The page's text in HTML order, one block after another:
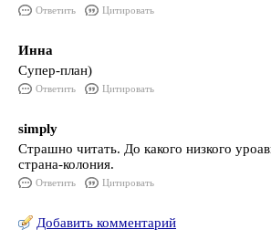
Ответить Цитировать
Инна
Супер-план)
Ответить Цитировать
simply
Страшно читать. До какого низкого
страна-колония.
Ответить Цитировать
Добавить комментарий